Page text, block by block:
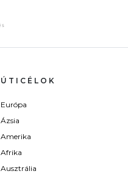
ÚTICÉLOK
Európa
Ázsia
Amerika
Afrika
Ausztrália